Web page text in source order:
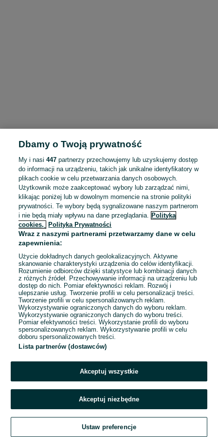
To ogłoszenie nie jest już dostępne
Przejdź na stronę główną
Dbamy o Twoją prywatność
My i nasi447 partnerzy przechowujemy lub uzyskujemy dostęp
do informacji na urządzeniu, takich jak unikalne identyfikatory w
plikach cookie w celu przetwarzania danych osobowych.
Użytkownik może zaakceptować wybory lub zarządzać nimi,
klikając poniżej lub w dowolnym momencie na stronie polityki
prywatności. Te wybory będą sygnalizowane naszym partnerom
i nie będą miały wpływu na dane przeglądania. Polityka
cookies,
Polityka Prywatności
Wraz z naszymi partnerami przetwarzamy dane w celu
zapewnienia:
Użycie dokładnych danych geolokalizacyjnych. Aktywne
skanowanie charakterystyki urządzenia do celów identyfikacji.
Rozumienie odbiorców dzięki statystyce lub kombinacji danych
z różnych źródeł. Przechowywanie informacji na urządzeniu lub
dostęp do nich. Pomiar efektywności reklam. Rozwój i
ulepszanie usług. Tworzenie profili w celu personalizacji treści.
Tworzenie profili w celu spersonalizowanych reklam.
Wykorzystywanie ograniczonych danych do wyboru reklam.
Wykorzystywanie ograniczonych danych do wyboru treści.
Pomiar efektywności treści. Wykorzystanie profili do wyboru
spersonalizowanych reklam. Wykorzystywanie profili w celu
doboru spersonalizowanych treści.
Lista partnerów (dostawców)
Akceptuj wszystkie
Akceptuj niezbędne
Ustaw preferencje